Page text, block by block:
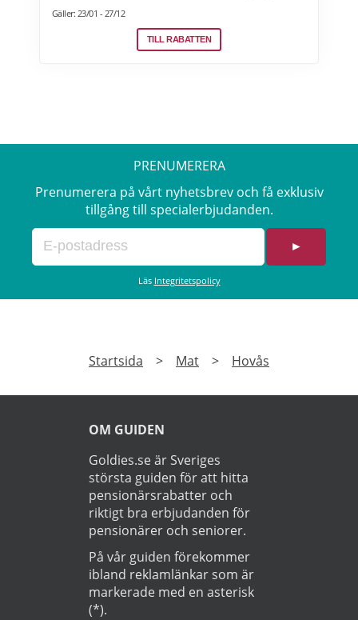
Efter att du klickat på "Till rabatten" får du en
Gäller: 23/01 - 27/12
TILL RABATTEN
PRENUMERERA
Prenumerera på vårt nyhetsbrev och få exklusiv
tillgång till specialerbjudanden.
►
Läs Integritetspolicy
Startsida > Mat > Hovås
OM GUIDEN
Goldies.se är Sveriges
största guiden för att hitta
pensionärsrabatter och
riktigt bra erbjudanden för
pensionärer och seniorer.
På vår guiden förekommer
ibland reklamlänkar som är
markerade med en asterisk
(*).